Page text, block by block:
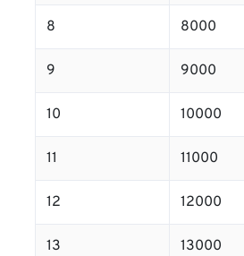
8 8000
9 9000
10 10000
11 11000
12 12000
13 13000